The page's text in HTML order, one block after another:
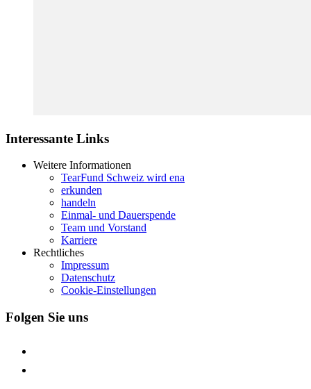
Interessante Links
Weitere Informationen
TearFund Schweiz wird ena
erkunden
handeln
Einmal- und Dauerspende
Team und Vorstand
Karriere
Rechtliches
Impressum
Datenschutz
Cookie-Einstellungen
Folgen Sie uns